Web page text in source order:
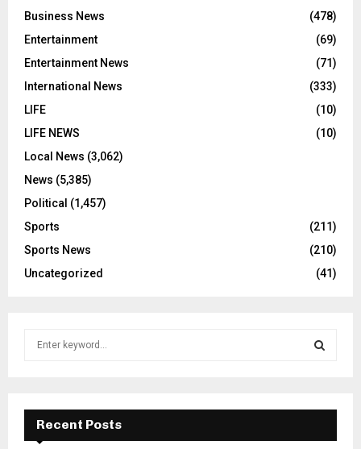
Business News
(478)
Entertainment
(69)
Entertainment News
(71)
International News
(333)
LIFE
(10)
LIFE NEWS
(10)
Local News (3,062)
News (5,385)
Political (1,457)
Sports
(211)
Sports News
(210)
Uncategorized
(41)
f
E
A
Recent Posts